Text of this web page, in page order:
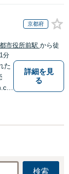
京都府
市役所前駅 から徒
分
た
詳細を見
る
検索